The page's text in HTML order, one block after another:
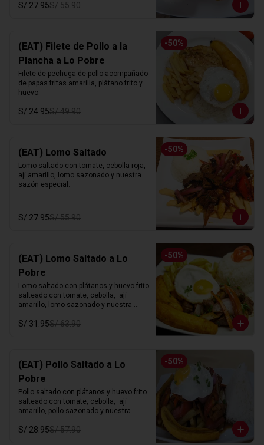
S/ 27.95S/ 55.90
-50%
(EAT) Filete de Pollo a la
Plancha a Lo Pobre
Filete de pechuga de pollo acompañado
de papas fritas amarilla, plátano frito y
huevo.
S/ 24.95S/ 49.90
-50%
(EAT) Lomo Saltado
Lomo saltado con tomate, cebolla roja,
ají amarillo, lomo sazonado y nuestra
sazón especial.
S/ 27.95S/ 55.90
-50%
(EAT) Lomo Saltado a Lo
Pobre
Lomo saltado con plátanos y huevo frito
salteado con tomate, cebolla,  ají
amarillo, lomo sazonado y nuestra
S/ 31.95S/ 63.90
-50%
(EAT) Pollo Saltado a Lo
Pobre
Pollo saltado con plátanos y huevo frito
salteado con tomate, cebolla,  ají
amarillo, pollo sazonado y nuestra
S/ 28.95S/ 57.90